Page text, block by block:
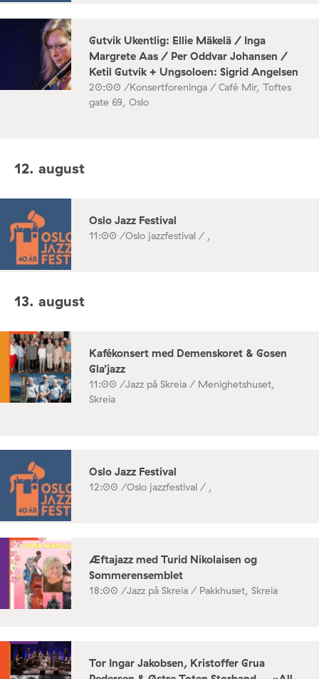
Gutvik Ukentlig: Ellie Mäkelä / Inga
Margrete Aas / Per Oddvar Johansen /
Ketil Gutvik + Ungsoloen: Sigrid Angelsen
20:00 /Konsertforeninga / Café Mir, Toftes
gate 69, Oslo
12. august
Oslo Jazz Festival
11:00 /Oslo jazzfestival / ,
13. august
Kafékonsert med Demenskoret & Gosen
Gla’jazz
11:00 /Jazz på Skreia / Menighetshuset,
Skreia
Oslo Jazz Festival
12:00 /Oslo jazzfestival / ,
Æftajazz med Turid Nikolaisen og
Sommerensemblet
18:00 /Jazz på Skreia / Pakkhuset, Skreia
Tor Ingar Jakobsen, Kristoffer Grua